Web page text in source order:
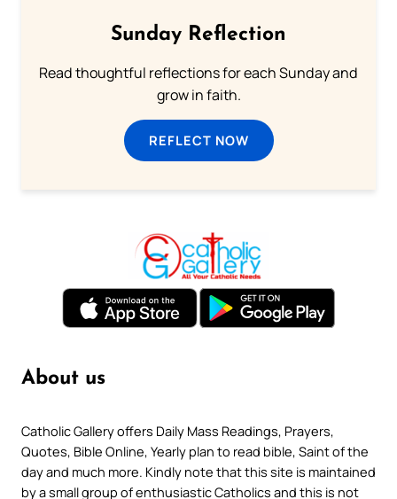
Sunday Reflection
Read thoughtful reflections for each Sunday and
grow in faith.
REFLECT NOW
About us
Catholic Gallery offers Daily Mass Readings, Prayers,
Quotes, Bible Online, Yearly plan to read bible, Saint of the
day and much more. Kindly note that this site is maintained
by a small group of enthusiastic Catholics and this is not